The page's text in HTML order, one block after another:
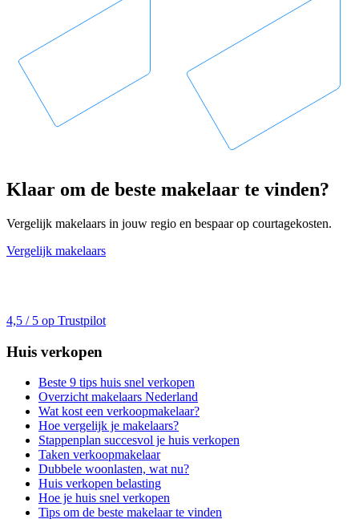
Klaar om de beste makelaar te vinden?
Vergelijk makelaars in jouw regio en bespaar op courtagekosten.
Vergelijk makelaars
4,5 / 5 op Trustpilot
Huis verkopen
Beste 9 tips huis snel verkopen
Overzicht makelaars Nederland
Wat kost een verkoopmakelaar?
Hoe vergelijk je makelaars?
Stappenplan succesvol je huis verkopen
Taken verkoopmakelaar
Dubbele woonlasten, wat nu?
Huis verkopen belasting
Hoe je huis snel verkopen
Tips om de beste makelaar te vinden